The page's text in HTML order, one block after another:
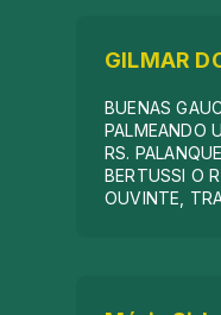
GILMAR
BUENAS
PALMEANDO
RS.
BERTUSSI O
OUVINTE,